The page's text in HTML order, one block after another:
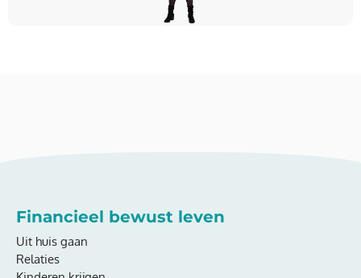
Financieel bewust leven
Uit huis gaan
Relaties